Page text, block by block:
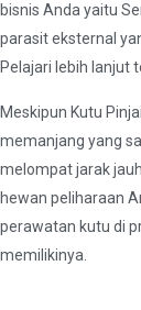
bisnis Anda yaitu
parasit eksternal
Pelajari lebih lanjut
Meskipun Kutu
memanjang yang
melompat jarak
hewan peliharaan
perawatan kutu di
memilikinya.